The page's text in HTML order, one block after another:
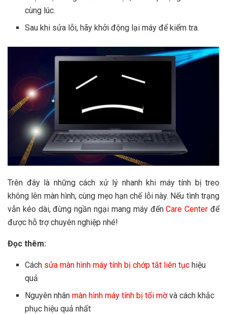
cùng lúc.
Sau khi sửa lỗi, hãy khởi động lại máy để kiểm tra.
Trên đây là những cách xử lý nhanh khi máy tính bị treo
không lên màn hình, cùng mẹo hạn chế lỗi này. Nếu tình trạng
vẫn kéo dài, đừng ngần ngại mang máy đếnCare Center để
được hỗ trợ chuyên nghiệp nhé!
Đọc thêm:
Cách sửa màn hình máy tính bị chớp tắt liên tục hiệu
quả
Nguyên nhânmàn hình máy tính bị tối mờvà cách khắc
phục hiệu quả nhất